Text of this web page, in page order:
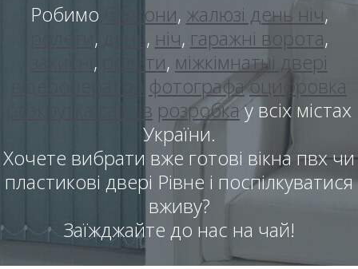
Робимо балкони, жалюзі день ніч,
, день, ніч, гаражні ворота,
, ролети, міжкімнатні двері
відеооператор фотографаоцифровка
розкрутка сайтів розробкау всіх містах
України.
Хочете вибрати вже готові вікна пвх чи
пластикові двері Рівне і поспілкуватися
вживу?
Заїжджайте до нас на чай!